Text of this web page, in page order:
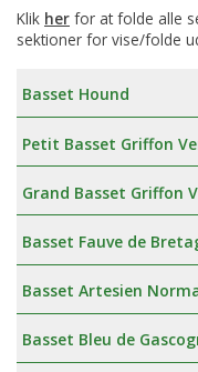
Klik her for at folde alle
sektioner for vise/folde
Basset Hound
Petit Basset Griffon
Grand Basset Griffon
Basset Fauve de
Basset Artesien
Basset Bleu de